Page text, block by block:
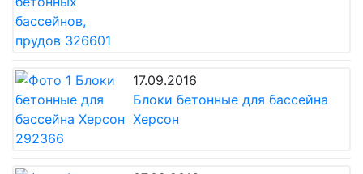
17.09.2016
Блоки бетонные для бассейна
Херсон